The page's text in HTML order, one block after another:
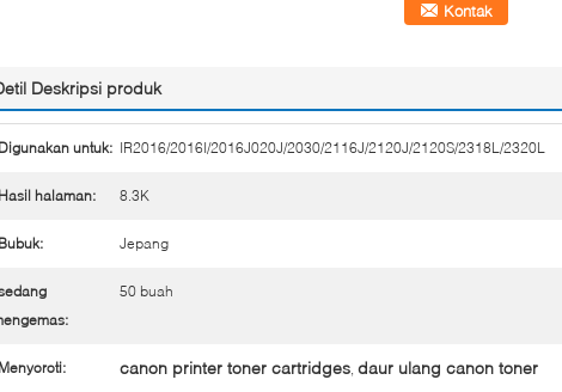
Kontak
Deskripsi produk
Digunakan untuk: IR2016/2016I/2016J020J/2030/2116J/2120J/2120S/2318L/2320L
Hasil halaman: 8.3K
Bubuk: Jepang
50 buah
Menyoroti: canon printer toner cartridges, daur ulang canon toner